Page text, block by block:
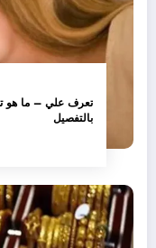
تعرف علي – ما هو
بالتفصيل